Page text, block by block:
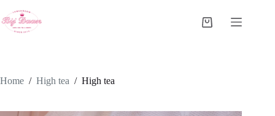
naar
de
Winkelwagen
Home / High tea / High tea